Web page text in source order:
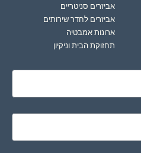
אביזרים סניטריים
אביזרים לחדר שירותים
ארונות אמבטיה
תחזוקת הבית וניקיון